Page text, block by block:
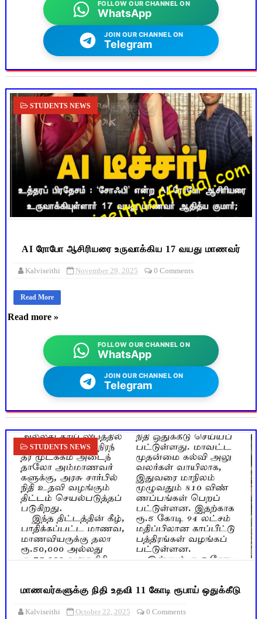
FOLLOW OUR CHANNEL ON
WhatsApp
JOIN OUR CHANNEL ON
Telegram
STUDENTS NEWS
AI ரோபோ ஆசிரியரை உருவாக்கிய 17 வயது மாணவர்
Kalviseithi November 29, 2025 0 Comments
Read More
Read more »
FOLLOW OUR CHANNEL ON
WhatsApp
JOIN OUR CHANNEL ON
Telegram
STUDENTS NEWS
மாணவர்களுக்கு நிதி உதவி 11 கோடி ரூபாய் ஒதுக்கீடு
Kalviseithi October 22, 2025 0 Comments